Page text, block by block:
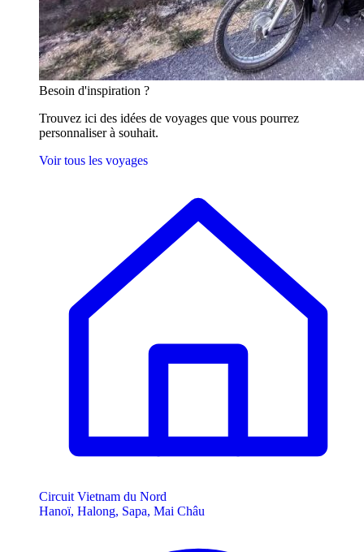
Besoin d'inspiration ?
Trouvez ici des idées de voyages que vous pourrez
personnaliser à souhait.
Voir tous les voyages
Circuit Vietnam du Nord
Hanoï, Halong, Sapa, Mai Châu